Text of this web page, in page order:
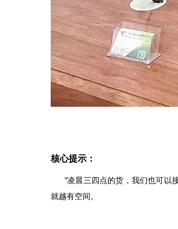
核心提示：
“凌晨三四点的货，我们也可以
就越有空间。